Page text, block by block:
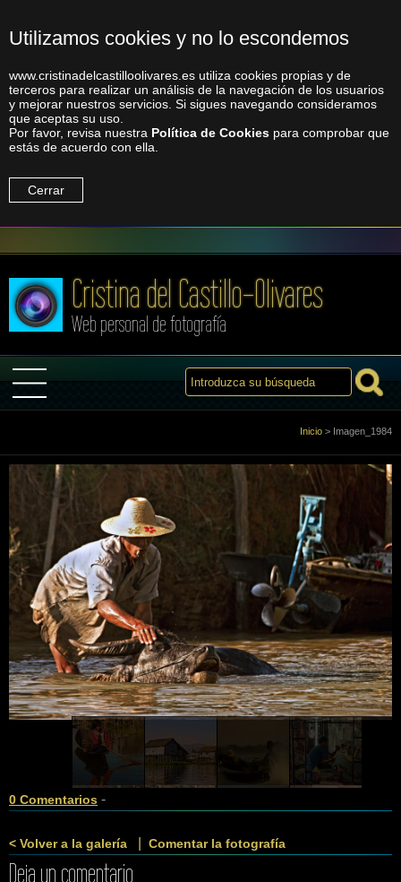
Utilizamos cookies y no lo escondemos
www.cristinadelcastilloolivares.es utiliza cookies propias y de
terceros para realizar un análisis de la navegación de los usuarios
y mejorar nuestros servicios. Si sigues navegando consideramos
que aceptas su uso.
Por favor, revisa nuestra Política de Cookies para comprobar que
estás de acuerdo con ella.
Cerrar
Cristina del Castillo-Olivares
Web personal de fotografía
Sobre Mi
Galería
Libro de visitas
Enlaces
Contacto
Inicio > Imagen_1984
0 Comentarios -
< Volver a la galería Comentar la fotografía
Deja un comentario